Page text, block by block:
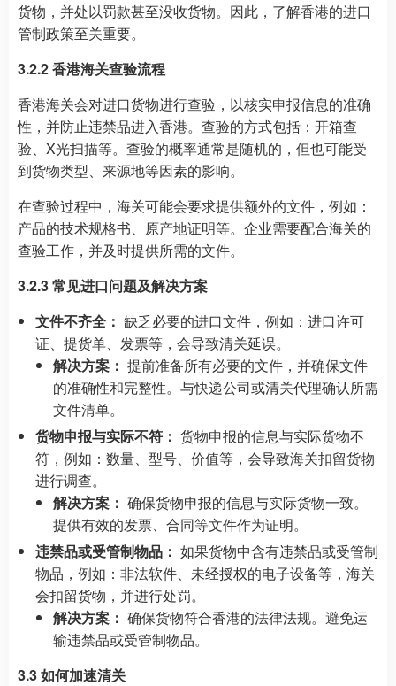
货物，并处以罚款甚至没收货物。因此，了解香港的进口
管制政策至关重要。
3.2.2 香港海关查验流程
香港海关会对进口货物进行查验，以核实申报信息的准确
性，并防止违禁品进入香港。查验的方式包括：开箱查
验、X光扫描等。查验的概率通常是随机的，但也可能受
到货物类型、来源地等因素的影响。
在查验过程中，海关可能会要求提供额外的文件，例如：
产品的技术规格书、原产地证明等。企业需要配合海关的
查验工作，并及时提供所需的文件。
3.2.3 常见进口问题及解决方案
文件不齐全： 缺乏必要的进口文件，例如：进口许可
证、提货单、发票等，会导致清关延误。
解决方案： 提前准备所有必要的文件，并确保文件
的准确性和完整性。与快递公司或清关代理确认所需
文件清单。
货物申报与实际不符： 货物申报的信息与实际货物不
符，例如：数量、型号、价值等，会导致海关扣留货物
进行调查。
解决方案： 确保货物申报的信息与实际货物一致。
提供有效的发票、合同等文件作为证明。
违禁品或受管制物品： 如果货物中含有违禁品或受管制
物品，例如：非法软件、未经授权的电子设备等，海关
会扣留货物，并进行处罚。
解决方案： 确保货物符合香港的法律法规。避免运
输违禁品或受管制物品。
3.3 如何加速清关